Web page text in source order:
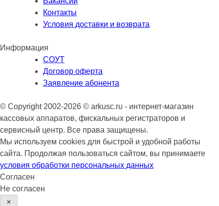
Контакты
Условия доставки и возврата
Информация
СОУТ
Договор оферта
Заявление абонента
© Copyright 2002-2026 © arkusc.ru - интернет-магазин
кассовых аппаратов, фискальных регистраторов и
сервисный центр. Все права защищены.
Мы используем cookies для быстрой и удобной работы
сайта. Продолжая пользоваться сайтом, вы принимаете
условия обработки персональных данных
Согласен
Не согласен
✕